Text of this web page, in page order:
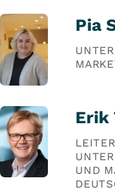
Pia
Erik
LEITER
UND